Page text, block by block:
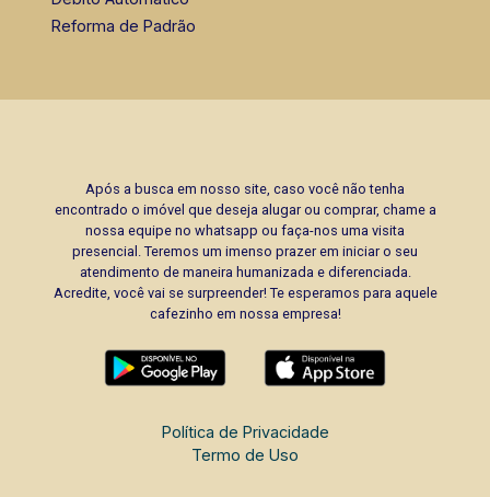
Reforma de Padrão
Após a busca em nosso site, caso você não tenha
encontrado o imóvel que deseja alugar ou comprar, chame a
nossa equipe no whatsapp ou faça-nos uma visita
presencial. Teremos um imenso prazer em iniciar o seu
atendimento de maneira humanizada e diferenciada.
Acredite, você vai se surpreender! Te esperamos para aquele
cafezinho em nossa empresa!
Política de Privacidade
Termo de Uso